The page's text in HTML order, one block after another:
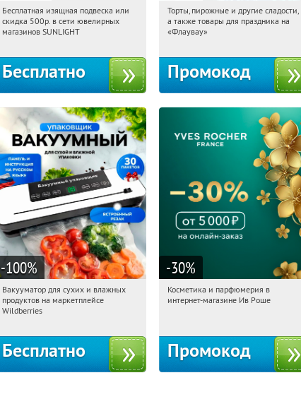
13:23:25 Получили:
Россия
Бесплатная изящная подвеска или
скидка 500р. в сети ювелирных
магазинов SUNLIGHT
Бесплатно
13:23:25 Получили:
Россия
Торты, пирожные и другие сладости,
а также товары для праздника на
«Флаувау»
Промокод
-100%
13:23:25 Получили:186
Россия
Вакууматор для сухих и влажных
продуктов на маркетплейсе
Wildberries
Бесплатно
-30%
13:23:25 Получили:
Косметика и парфюмерия в
интернет-магазине Ив Роше
Промокод